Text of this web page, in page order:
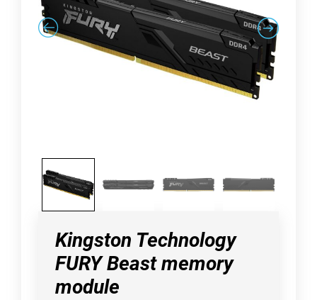
Kingston Technology
FURY Beast memory
module